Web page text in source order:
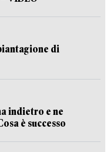
di
indietro e ne
è successo